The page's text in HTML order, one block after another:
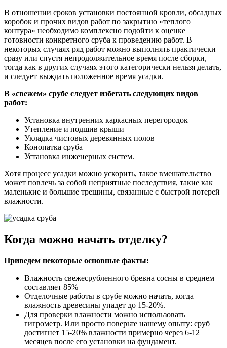
В отношении сроков установки постоянной кровли, обсадных
коробок и прочих видов работ по закрытию «теплого
контура» необходимо комплексно подойти к оценке
готовности конкретного сруба к проведению работ. В
некоторых случаях ряд работ можно выполнять практически
сразу или спустя непродолжительное время после сборки,
тогда как в других случаях этого категорически нельзя делать,
и следует выждать положенное время усадки.
В «свежем» срубе следует избегать следующих видов
работ:
Установка внутренних каркасных перегородок
Утепление и подшив крыши
Укладка чистовых деревянных полов
Конопатка сруба
Установка инженерных систем.
Хотя процесс усадки можно ускорить, такое вмешательство
может повлечь за собой неприятные последствия, такие как
маленькие и большие трещины, связанные с быстрой потерей
влажности.
Когда можно начать отделку?
Приведем некоторые основные факты:
Влажность свежесрубленного бревна сосны в среднем
составляет 85%
Отделочные работы в срубе можно начать, когда
влажность древесины упадет до 15-20%.
Для проверки влажности можно использовать
гигрометр. Или просто поверьте нашему опыту: сруб
достигнет 15-20% влажности примерно через 6-12
месяцев после его установки на фундамент.